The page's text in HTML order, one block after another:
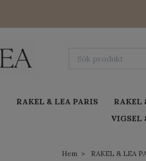
RAKEL & LEA PARIS RAKEL
VIGSEL
Hem RAKEL & LEA